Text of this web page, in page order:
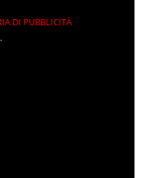
DI PUBBLICITÀ